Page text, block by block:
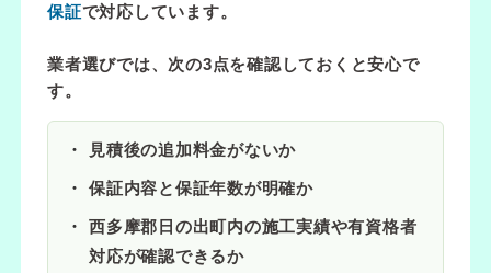
保証で対応しています。
業者選びでは、次の3点を確認しておくと安心で
す。
見積後の追加料金がないか
保証内容と保証年数が明確か
西多摩郡日の出町内の施工実績や有資格者
対応が確認できるか